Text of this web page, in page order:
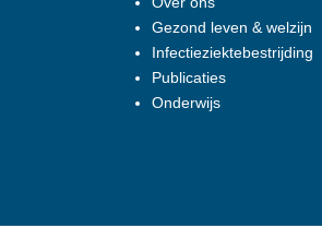
Gezond leven & welzijn
Infectieziektebestrijding
Publicaties
Onderwijs